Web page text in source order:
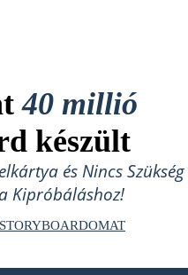
40 millió
készült
és Nincs Szükség
Kipróbáláshoz!